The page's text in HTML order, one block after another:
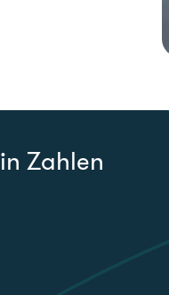
Zahlen